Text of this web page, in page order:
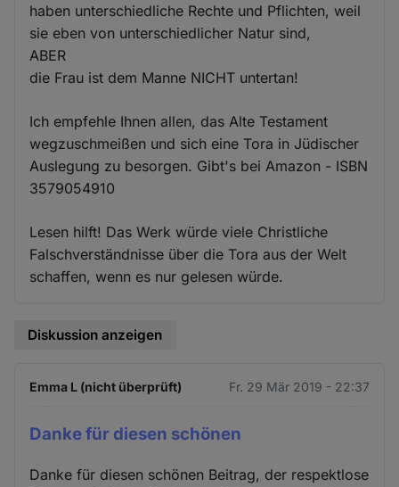
haben unterschiedliche Rechte und Pflichten, weil
sie eben von unterschiedlicher Natur sind,
ABER
die Frau ist dem Manne NICHT untertan!
Ich empfehle Ihnen allen, das Alte Testament
wegzuschmeißen und sich eine Tora in Jüdischer
Auslegung zu besorgen. Gibt's bei Amazon - ISBN
3579054910
Lesen hilft! Das Werk würde viele Christliche
Falschverständnisse über die Tora aus der Welt
schaffen, wenn es nur gelesen würde.
Diskussion anzeigen
Emma L (nicht überprüft) Fr. 29 Mär 2019 - 22:37
Danke für diesen schönen
Danke für diesen schönen Beitrag, der respektlose